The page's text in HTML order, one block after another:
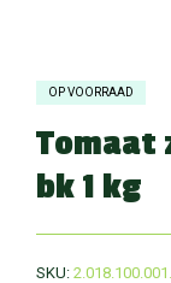
OP VOORRAAD
Tomaat
bk 1 kg
SKU: